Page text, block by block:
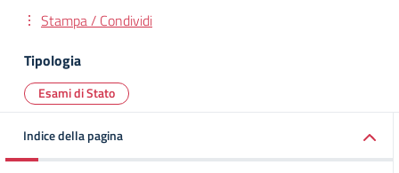
Stampa / Condividi
Tipologia
Esami di Stato
Indice della pagina